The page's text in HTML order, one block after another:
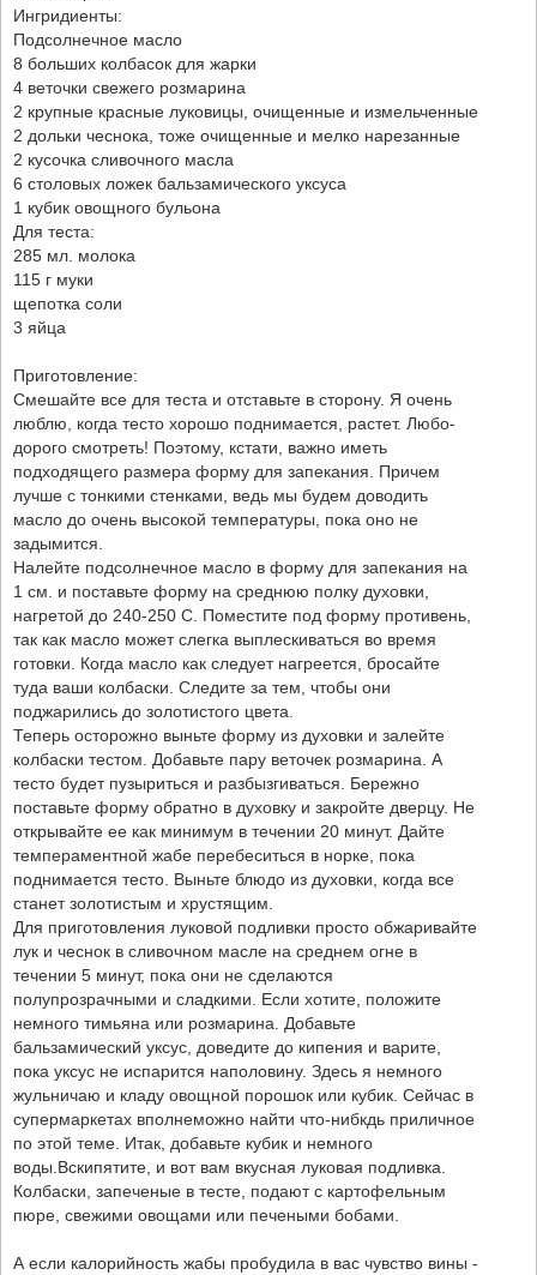
Ингридиенты:
Подсолнечное масло
8 больших колбасок для жарки
4 веточки свежего розмарина
2 крупные красные луковицы, очищенные и измельченные
2 дольки чеснока, тоже очищенные и мелко нарезанные
2 кусочка сливочного масла
6 столовых ложек бальзамического уксуса
1 кубик овощного бульона
Для теста:
285 мл. молока
115 г муки
щепотка соли
3 яйца
Приготовление:
Смешайте все для теста и отставьте в сторону. Я очень
люблю, когда тесто хорошо поднимается, растет. Любо-
дорого смотреть! Поэтому, кстати, важно иметь
подходящего размера форму для запекания. Причем
лучше с тонкими стенками, ведь мы будем доводить
масло до очень высокой температуры, пока оно не
задымится.
Налейте подсолнечное масло в форму для запекания на
1 см. и поставьте форму на среднюю полку духовки,
нагретой до 240-250 С. Поместите под форму противень,
так как масло может слегка выплескиваться во время
готовки. Когда масло как следует нагреется, бросайте
туда ваши колбаски. Следите за тем, чтобы они
поджарились до золотистого цвета.
Теперь осторожно выньте форму из духовки и залейте
колбаски тестом. Добавьте пару веточек розмарина. А
тесто будет пузыриться и разбызгиваться. Бережно
поставьте форму обратно в духовку и закройте дверцу. Не
открывайте ее как минимум в течении 20 минут. Дайте
темпераментной жабе перебеситься в норке, пока
поднимается тесто. Выньте блюдо из духовки, когда все
станет золотистым и хрустящим.
Для приготовления луковой подливки просто обжаривайте
лук и чеснок в сливочном масле на среднем огне в
течении 5 минут, пока они не сделаются
полупрозрачными и сладкими. Если хотите, положите
немного тимьяна или розмарина. Добавьте
бальзамический уксус, доведите до кипения и варите,
пока уксус не испарится наполовину. Здесь я немного
жульничаю и кладу овощной порошок или кубик. Сейчас в
супермаркетах вполнеможно найти что-нибкдь приличное
по этой теме. Итак, добавьте кубик и немного
воды.Вскипятите, и вот вам вкусная луковая подливка.
Колбаски, запеченые в тесте, подают с картофельным
пюре, свежими овощами или печеными бобами.
А если калорийность жабы пробудила в вас чувство вины -